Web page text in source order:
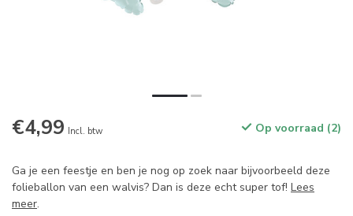
€4,99 Incl. btw Op voorraad (2)
Ga je een feestje en ben je nog op zoek naar bijvoorbeeld deze
folieballon van een walvis? Dan is deze echt super tof! Lees
meer.